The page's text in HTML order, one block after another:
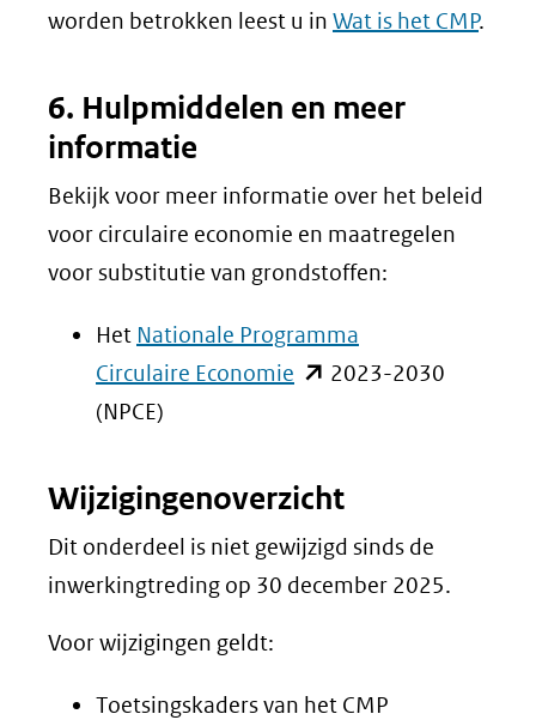
worden betrokken leest u in Wat is het CMP.
6. Hulpmiddelen en meer
informatie
Bekijk voor meer informatie over het beleid
voor circulaire economie en maatregelen
voor substitutie van grondstoffen:
Het Nationale Programma
Circulaire Economie (opent
venster)
naar
een
2023-2030
(NPCE)
Wijzigingenoverzicht
Dit onderdeel is niet gewijzigd sinds de
inwerkingtreding op 30 december 2025.
Voor wijzigingen geldt:
Toetsingskaders van het CMP